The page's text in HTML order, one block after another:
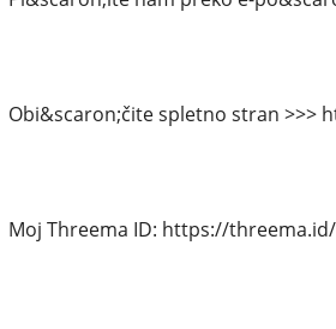
Obi&scaron;čite spletno stran >>>
Moj Threema ID: https://threema.id/